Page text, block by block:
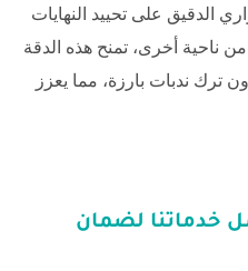
الدقيق على تحييد النهايات
من ناحية أخرى، تمنح هذه الدقة
ترك ندبات بارزة، مما يعزز
خدماتنا لضمان